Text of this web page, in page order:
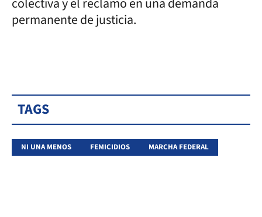
permanente de justicia.
TAGS
NI UNA MENOS FEMICIDIOS MARCHA FEDERAL